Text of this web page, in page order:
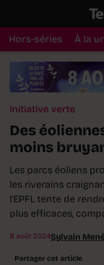
Hors-séries À la
Initiative verte
Des
moins
Les parcs éoliens
les riverains
l'EPFL tente de
plus efficaces,
8 août 2024Sylvain
Partager cet article